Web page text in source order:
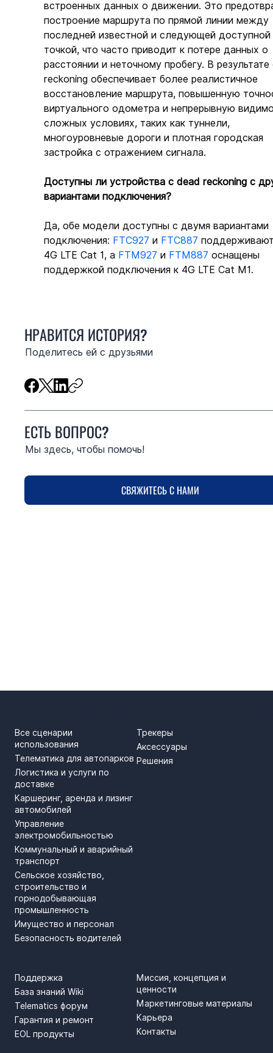
встроенных данных о движении. Это
построение маршрута по прямой линии между
последней известной и следующей доступной
точкой, что часто приводит к потере данных о
расстоянии и неточному пробегу. В
reckoning обеспечивает более реалистичное
восстановление маршрута, повышенную
виртуального одометра и непрерывную
сложных условиях, таких как туннели,
многоуровневые дороги и плотная городская
застройка с отражением сигнала.
Доступны ли устройства с dead reckoning с
вариантами подключения?
Да, обе модели доступны с двумя вариантами
подключения: FTC927 и FTC887
4G LTE Cat 1, а FTM927 и FTM887 оснащены
поддержкой подключения к 4G LTE Cat M1.
НРАВИТСЯ ИСТОРИЯ?
Поделитесь ей с друзьями
ЕСТЬ ВОПРОС?
Мы здесь, чтобы помочь!
СВЯЖИТЕСЬ С НАМИ
Все сценарии
использования
Телематика для автопарков
Логистика и услуги по
доставке
Каршеринг, аренда и лизинг
автомобилей
Управление
электромобильностью
Коммунальный и аварийный
транспорт
Сельское хозяйство,
строительство и
горнодобывающая
промышленность
Имущество и персонал
Безопасность водителей
Трекеры
Аксессуары
Решения
Миссия, концепция и
ценности
Маркетинговые материалы
Карьера
Контакты
Поддержка
База знаний Wiki
Telematics форум
Гарантия и ремонт
EOL продукты